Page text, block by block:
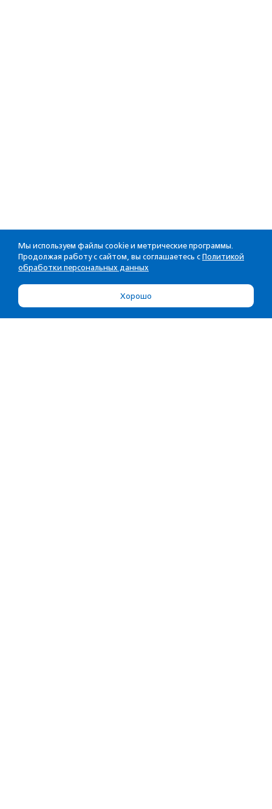
Мы используем файлы cookie и метрические программы.
Продолжая работу с сайтом, вы соглашаетесь с Политикой
обработки персональных данных
Хорошо